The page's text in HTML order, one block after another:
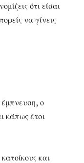
ότι είσαι
να γίνεις
ο
κάπως έτσι
και